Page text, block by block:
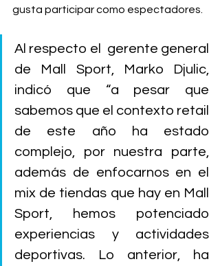
gusta participar como espectadores.
Al respecto el
gerente general
de Mall Sport, Marko Djulic,
indicó que “a pesar que
sabemos que el contexto retail
de este año ha estado
complejo, por nuestra parte,
además de enfocarnos en el
mix de tiendas que hay en Mall
Sport, hemos potenciado
experiencias y actividades
deportivas. Lo anterior, ha